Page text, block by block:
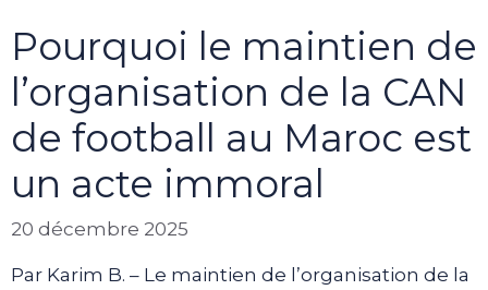
Pourquoi le maintien de
l’organisation de la CAN
de football au Maroc est
un acte immoral
20 décembre 2025
Par Karim B. – Le maintien de l’organisation de la